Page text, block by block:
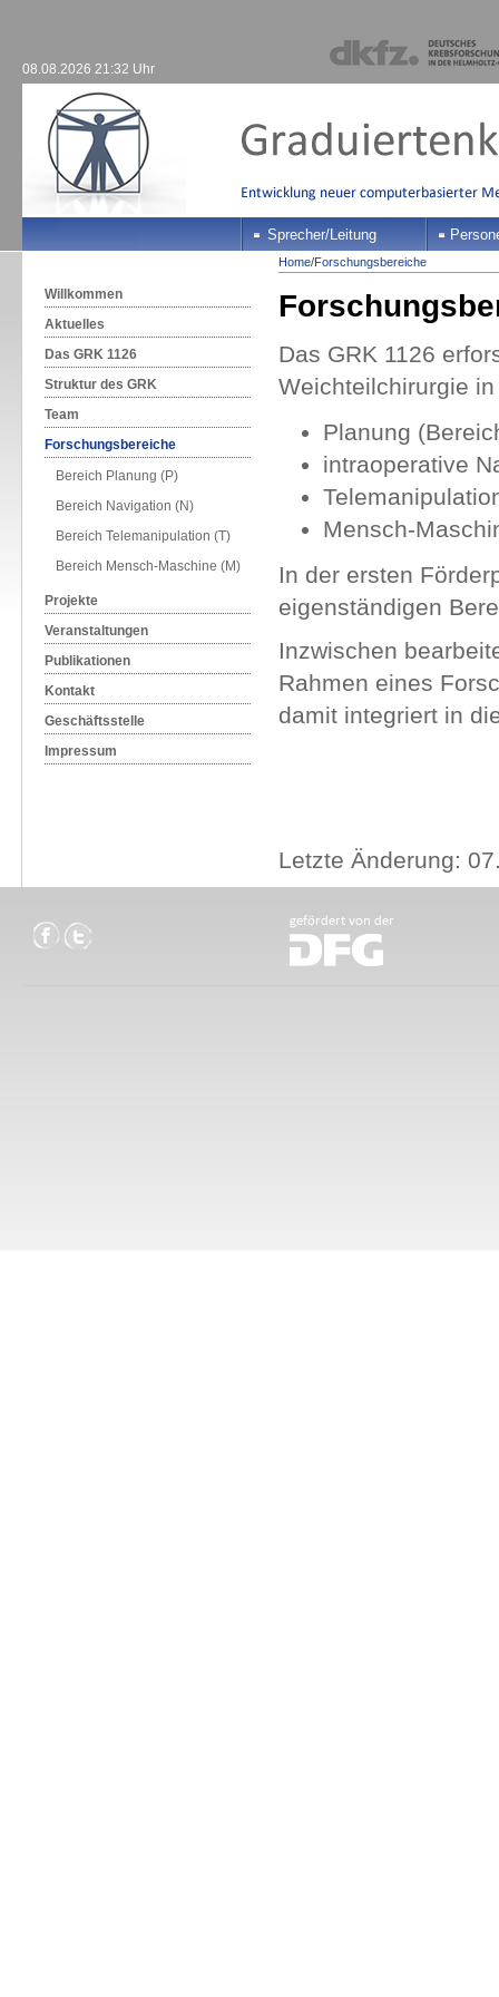
08.08.2026 21:32 Uhr
Sprecher/Leitung
Willkommen
Aktuelles
Das GRK 1126
Struktur des GRK
Team
Forschungsbereiche
Bereich Planung (P)
Bereich Navigation (N)
Bereich Telemanipulation (T)
Bereich Mensch-Maschine (M)
Projekte
Veranstaltungen
Publikationen
Kontakt
Geschäftsstelle
Impressum
Home/Forschungsbereiche
Das GRK 1126
Weichteilchirurgie
Planung
intraoperative
Mensch-
In der ersten
eigenständigen
Inzwischen
Rahmen eines
damit integriert in
Letzte Änderung: